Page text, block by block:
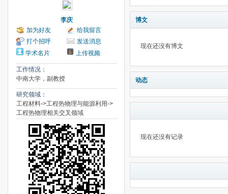
李庆
加为好友
给我留言
打个招呼
发送消息
学术名片
上传视频
工作情况：
中南大学，副教授
研究领域：
工程材料->工程热物理与能源利用->
工程热物理相关交叉领域
博文
现在还没有博文
动态
现在还没有记录